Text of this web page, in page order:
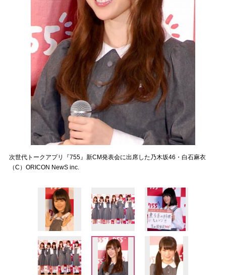
次世代トークアプリ『755』新CM発表会に出席した乃木坂46・白石麻衣
（C）ORICON NewS inc.